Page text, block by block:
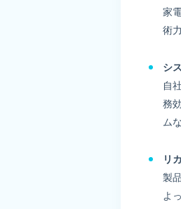
家
術
シ
自
務
ム
リ
製
よ